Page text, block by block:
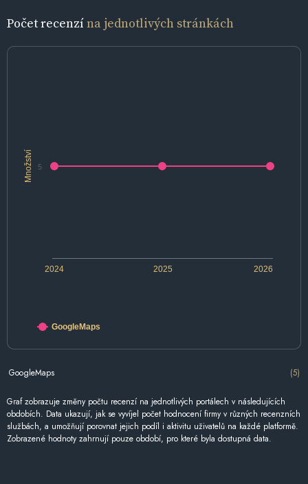
Počet recenzína jednotlivých stránkách
Množství
2024 2025 2026
5
GoogleMaps
GoogleMaps (5)
Graf zobrazuje změny počtu recenzí na jednotlivých portálech v následujících
obdobích. Data ukazují, jak se vyvíjel počet hodnocení firmy v různých recenzních
službách, a umožňují porovnat jejich podíl i aktivitu uživatelů na každé platformě.
Zobrazené hodnoty zahrnují pouze období, pro které byla dostupná data.